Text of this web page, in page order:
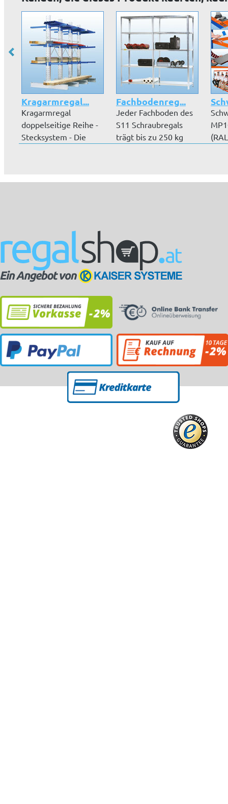
Kragarmregal...
Kragarmregal
doppelseitige Reihe -
Stecksystem - Die
Fachbodenreg...
Jeder Fachboden des
S11 Schraubregals
trägt bis zu 250 kg